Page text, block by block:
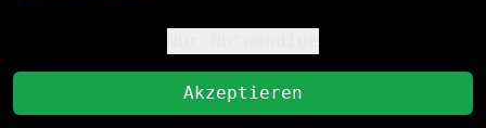
Testdruck durchführen.
Muss ich die Trommeleinheit gleichzeitig
mit dem Toner ersetzen?
Nein, die
Brother DR-2100 Drum Kit
Akzeptieren